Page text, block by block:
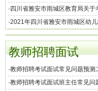
生的公告
· 四川省雅安市雨城区教育局关
师范毕业生公告
·2021年四川省雅安市雨城区幼
教师招聘面试
·教师招聘考试面试常见问题预测
·教师招聘考试面试班主任常见问